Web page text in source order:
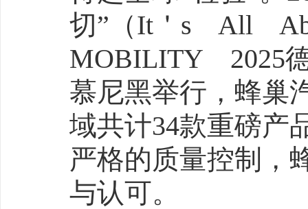
切”（It＇s All
MOBILITY 2025
慕尼黑举行，蜂巢
域共计34款重磅产
严格的质量控制，
与认可。